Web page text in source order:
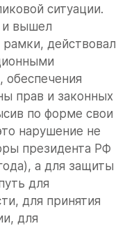
ситуации.
и вышел
действовал
обеспечения
прав и законных
по форме свои
нарушение не
президента РФ
а для защиты
для
для принятия
для